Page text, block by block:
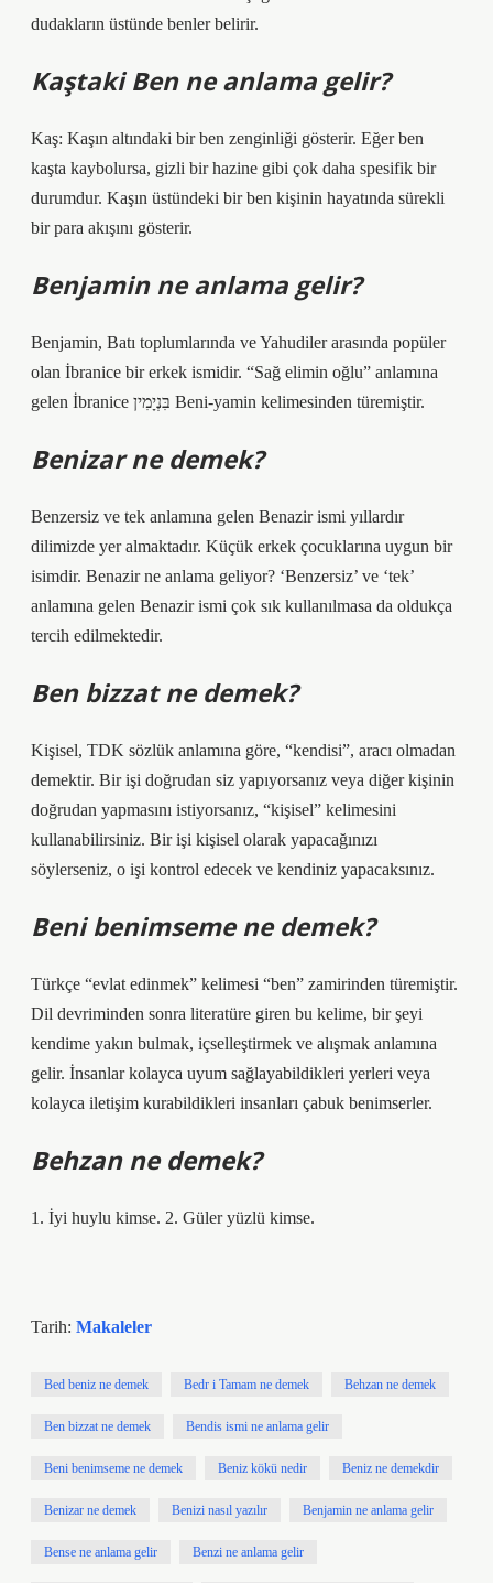
dudakların üstünde benler belirir.
Kaştaki Ben ne anlama gelir?
Kaş: Kaşın altındaki bir ben zenginliği gösterir. Eğer ben
kaşta kaybolursa, gizli bir hazine gibi çok daha spesifik bir
durumdur. Kaşın üstündeki bir ben kişinin hayatında sürekli
bir para akışını gösterir.
Benjamin ne anlama gelir?
Benjamin, Batı toplumlarında ve Yahudiler arasında popüler
olan İbranice bir erkek ismidir. “Sağ elimin oğlu” anlamına
gelen İbranice בִּנְיָמִין Beni-yamin kelimesinden türemiştir.
Benizar ne demek?
Benzersiz ve tek anlamına gelen Benazir ismi yıllardır
dilimizde yer almaktadır. Küçük erkek çocuklarına uygun bir
isimdir. Benazir ne anlama geliyor? ‘Benzersiz’ ve ‘tek’
anlamına gelen Benazir ismi çok sık kullanılmasa da oldukça
tercih edilmektedir.
Ben bizzat ne demek?
Kişisel, TDK sözlük anlamına göre, “kendisi”, aracı olmadan
demektir. Bir işi doğrudan siz yapıyorsanız veya diğer kişinin
doğrudan yapmasını istiyorsanız, “kişisel” kelimesini
kullanabilirsiniz. Bir işi kişisel olarak yapacağınızı
söylerseniz, o işi kontrol edecek ve kendiniz yapacaksınız.
Beni benimseme ne demek?
Türkçe “evlat edinmek” kelimesi “ben” zamirinden türemiştir.
Dil devriminden sonra literatüre giren bu kelime, bir şeyi
kendime yakın bulmak, içselleştirmek ve alışmak anlamına
gelir. İnsanlar kolayca uyum sağlayabildikleri yerleri veya
kolayca iletişim kurabildikleri insanları çabuk benimserler.
Behzan ne demek?
1. İyi huylu kimse. 2. Güler yüzlü kimse.
Tarih: Makaleler
Bed beniz ne demek Bedr i Tamam ne demek Behzan ne demek
Ben bizzat ne demek Bendis ismi ne anlama gelir
Beni benimseme ne demek Beniz kökü nedir Beniz ne demekdir
Benizar ne demek Benizi nasıl yazılır Benjamin ne anlama gelir
Bense ne anlama gelir Benzi ne anlama gelir